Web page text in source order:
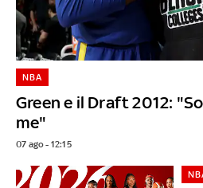
Green e il Draft 2012:
me"
NBA
07 ago - 12:15